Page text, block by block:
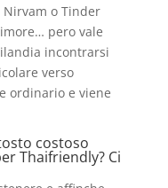
Nirvam o Tinder
pero vale
incontrarsi
verso
ordinario e viene
costoso
Thaifriendly? Ci